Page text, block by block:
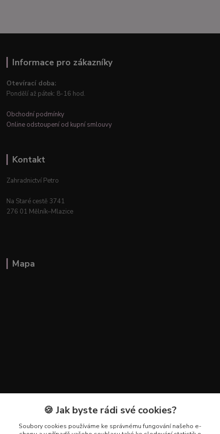
Informace pro zákazníky
Otevírací doba:
Pondělí až pátek: 8-16 hod.
Obchodní podmínky
Online odstoupení od kupní smlouvy
Kontakt
Zahradnictví Petro
Na Staré cestě 3741
276 01 Mělník–Mlazice
Mapa
Kontakty🍪 Jak byste rádi své cookies?
Soubory cookies používáme ke správnému fungování našeho e-